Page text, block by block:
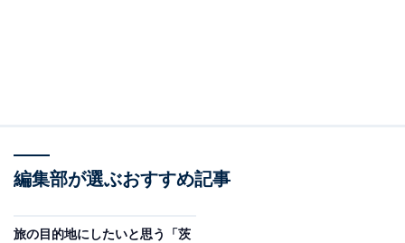
絶対よります!」（60代女性／福岡県）、「牧場のある道
愛知県）、「牧場で朝搾りたての乳製品で作った新鮮な
編集部が選ぶおすすめ記事
旅の目的地にしたいと思う「茨